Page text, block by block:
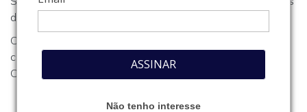
ASSINAR
Não tenho interesse
departamentos ou seções no menu acima.
Caso necessite de outro tipo de informação, entre em
contato com o nosso atendimento através do nosso
Conosco